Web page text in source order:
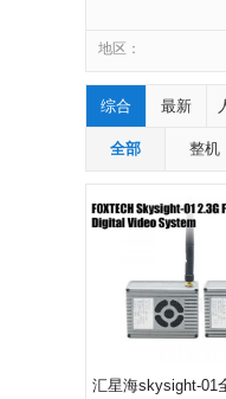
地区：
综合 最新
全部 整机
汇星海skysight-01